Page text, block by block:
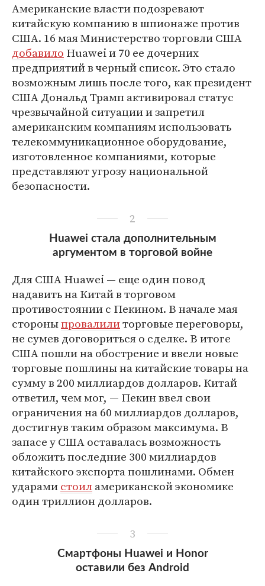
Американские власти подозревают
китайскую компанию в шпионаже против
США. 16 мая Министерство торговли США
добавило Huawei и 70 ее дочерних
предприятий в черный список. Это стало
возможным лишь после того, как президент
США Дональд Трамп активировал статус
чрезвычайной ситуации и запретил
американским компаниям использовать
телекоммуникационное оборудование,
изготовленное компаниями, которые
представляют угрозу национальной
безопасности.
2
Huawei стала дополнительным
аргументом в торговой войне
Для США Huawei — еще один повод
надавить на Китай в торговом
противостоянии с Пекином. В начале мая
стороныпровалилиторговые переговоры,
не сумев договориться о сделке. В итоге
США пошли на обострение и ввели новые
торговые пошлины на китайские товары на
сумму в 200 миллиардов долларов. Китай
ответил, чем мог, — Пекин ввел свои
ограничения на 60 миллиардов долларов,
достигнув таким образом максимума. В
запасе у США оставалась возможность
обложить последние 300 миллиардов
китайского экспорта пошлинами. Обмен
ударамистоиламериканской экономике
один триллион долларов.
3
Смартфоны Huawei и Honor
оставили без Android